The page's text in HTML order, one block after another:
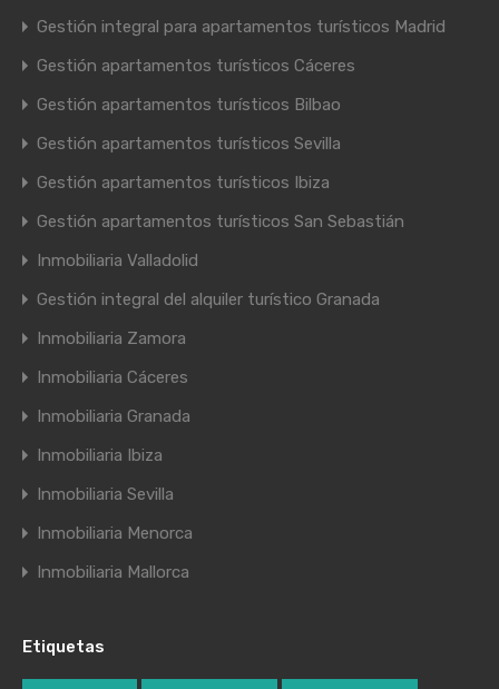
Gestión integral para apartamentos turísticos Madrid
Gestión apartamentos turísticos Cáceres
Gestión apartamentos turísticos Bilbao
Gestión apartamentos turísticos Sevilla
Gestión apartamentos turísticos Ibiza
Gestión apartamentos turísticos San Sebastián
Inmobiliaria Valladolid
Gestión integral del alquiler turístico Granada
Inmobiliaria Zamora
Inmobiliaria Cáceres
Inmobiliaria Granada
Inmobiliaria Ibiza
Inmobiliaria Sevilla
Inmobiliaria Menorca
Inmobiliaria Mallorca
Etiquetas